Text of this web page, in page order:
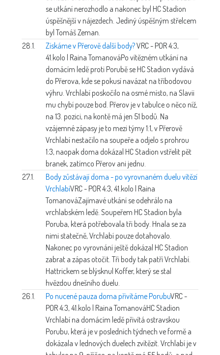
se utkání nerozhodlo a nakonec byl HC Stadion
úspěšnější v nájezdech. Jediný úspěšným střelcem
byl Tomáš Zeman.
28.1.
Získáme v Přerově další body?VRC - POR 4:3,
41.kolo | Raina TomanováPo vítězném utkání na
domácím ledě proti Porubě se HC Stadion vydává
do Přerova, kde se pokusí navázat na tříbodovou
výhru. Vrchlabí poskočilo na osmé místo, na Slavii
mu chybí pouze bod. Přerov je v tabulce o něco níž,
na 13. pozici, na kontě má jen 51 bodů. Na
vzájemné zápasy je to mezi týmy 1:1, v Přerově
Vrchlabí nestačilo na soupeře a odjelo s prohrou
1:3, naopak doma dokázal HC Stadion vstřelit pět
branek, zatímco Přerov ani jednu.
27.1.
Body zůstávají doma - po vyrovnaném duelu vítězí
VrchlabíVRC - POR 4:3, 41.kolo | Raina
TomanováZajímavé utkání se odehrálo na
vrchlabském ledě. Soupeřem HC Stadion byla
Poruba, která potřebovala tři body. Hnala se za
nimi statečně, Vrchlabí pouze dotahovalo.
Nakonec po vyrovnání ještě dokázal HC Stadion
zabrat a zápas otočit. Tři body tak patří Vrchlabí.
Hattrickem se blýsknul Koffer, který se stal
hvězdou dnešního duelu.
26.1.
Po nucené pauza doma přivítáme PorubuVRC -
POR 4:3, 41.kolo | Raina TomanováHC Stadion
Vrchlabí na domácím ledě přivítá ostravskou
Porubu, která je v posledních týdnech ve formě a
dokázala v lednových duelech zvítězit. Vrchlabí je v